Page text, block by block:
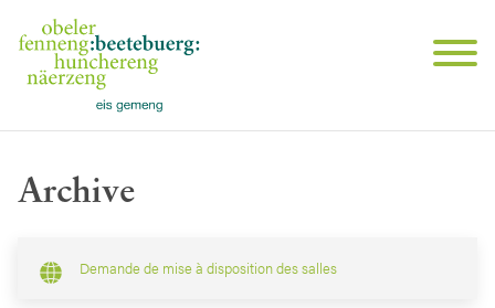
Archive
Demande de mise à disposition des salles